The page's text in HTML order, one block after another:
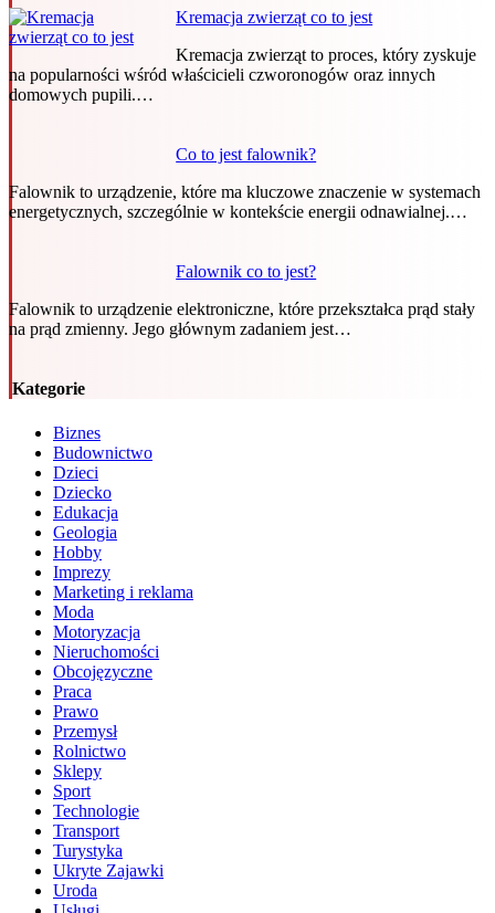
Kremacja zwierząt co to jest
Kremacja zwierząt to proces, który zyskuje
na popularności wśród właścicieli czworonogów oraz innych
domowych pupili.…
Co to jest falownik?
Falownik to urządzenie, które ma kluczowe znaczenie w systemach
energetycznych, szczególnie w kontekście energii odnawialnej.…
Falownik co to jest?
Falownik to urządzenie elektroniczne, które przekształca prąd stały
na prąd zmienny. Jego głównym zadaniem jest…
Kategorie
Biznes
Budownictwo
Dzieci
Dziecko
Edukacja
Geologia
Hobby
Imprezy
Marketing i reklama
Moda
Motoryzacja
Nieruchomości
Obcojęzyczne
Praca
Prawo
Przemysł
Rolnictwo
Sklepy
Sport
Technologie
Transport
Turystyka
Ukryte Zajawki
Uroda